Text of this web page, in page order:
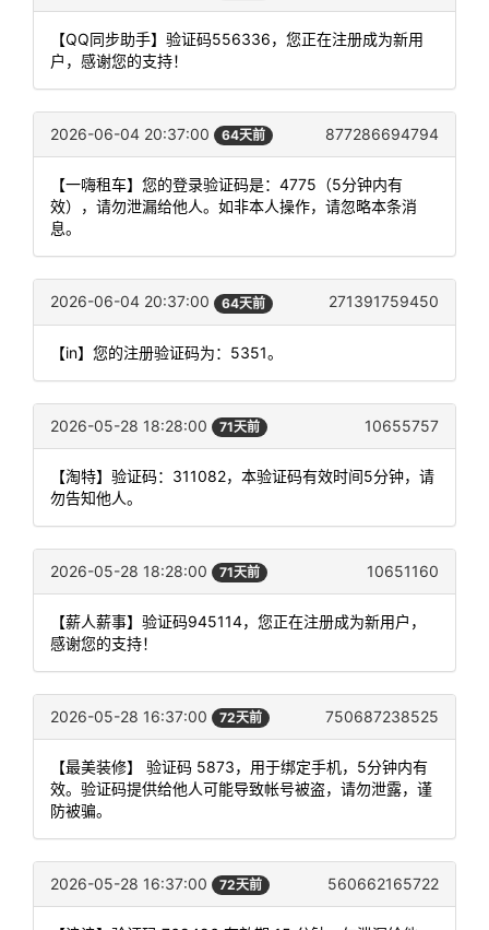
【QQ同步助手】验证码556336，您正在注册成为新用
户，感谢您的支持！
2026-06-04 20:37:00 64天前 877286694794
【一嗨租车】您的登录验证码是：4775（5分钟内有
效），请勿泄漏给他人。如非本人操作，请忽略本条消
息。
2026-06-04 20:37:00 64天前 271391759450
【in】您的注册验证码为：5351。
2026-05-28 18:28:00 71天前 10655757
【淘特】验证码：311082，本验证码有效时间5分钟，请
勿告知他人。
2026-05-28 18:28:00 71天前 10651160
【薪人薪事】验证码945114，您正在注册成为新用户，
感谢您的支持！
2026-05-28 16:37:00 72天前 750687238525
【最美装修】 验证码 5873，用于绑定手机，5分钟内有
效。验证码提供给他人可能导致帐号被盗，请勿泄露，谨
防被骗。
2026-05-28 16:37:00 72天前 560662165722